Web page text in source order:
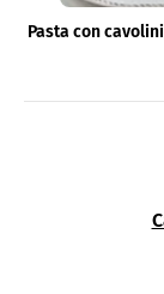
Pasta con